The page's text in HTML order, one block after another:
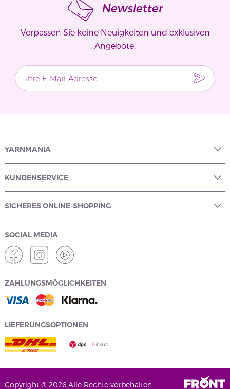
Newsletter
Verpassen Sie keine Neuigkeiten und exklusiven
Angebote.
YARNMANIA
KUNDENSERVICE
SICHERES ONLINE-SHOPPING
SOCIAL MEDIA
ZAHLUNGSMÖGLICHKEITEN
LIEFERUNGSOPTIONEN
Copyright ® 2026 Alle Rechte vorbehalten